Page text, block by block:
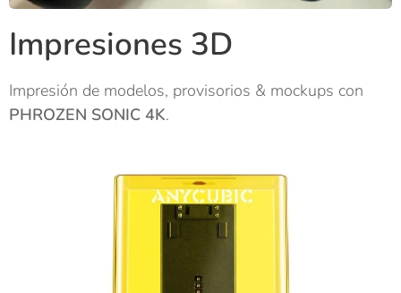
Impresiones 3D
Impresión de modelos, provisorios & mockups con
PHROZEN SONIC 4K.